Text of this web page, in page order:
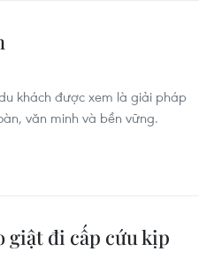
khách được xem là giải pháp
văn minh và bền vững.
giật đi cấp cứu kịp